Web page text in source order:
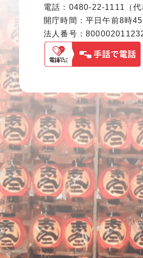
電話：0480-22-1111（代
開庁時間：平日午前8時
法人番号：